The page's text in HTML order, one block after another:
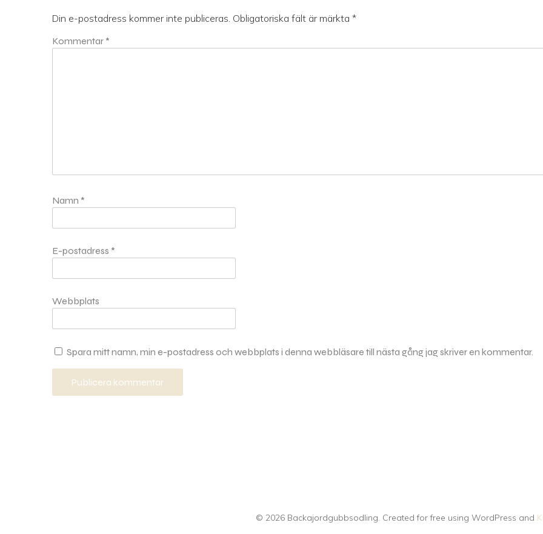
Din e-postadress kommer inte publiceras. Obligatoriska fält är märkta *
Kommentar *
Namn *
E-postadress *
Webbplats
Spara mitt namn, min e-postadress och webbplats i denna webbläsare till nästa gång jag skriver en kommentar.
© 2026 Backajordgubbsodling. Created for free using WordPress and